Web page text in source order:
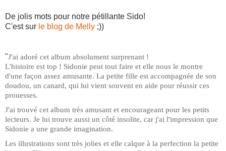
De jolis mots pour notre pétillante Sido!
C'est sur le blog de Melly ;))
"J'ai adoré cet album absolument surprenant !
L'histoire est top ! Sidonie peut tout faire et elle nous le montre
d'une façon assez amusante. La petite fille est accompagnée de son
doudou, un canard, qui lui vient souvent en aide pour réussir ces
prouesses.
J'ai trouvé cet album très amusant et encourageant pour les petits
lecteurs. Je lui trouve aussi un côté insolite, car j'ai l'impression que
Sidonie a une grande imagination.
Les illustrations sont très jolies et elle calque à la perfection la petite